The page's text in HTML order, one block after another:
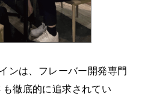
ンは、フレーバー開発専門
徹底的に追求されてい